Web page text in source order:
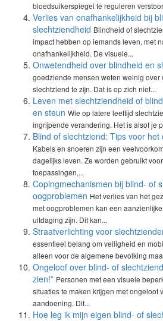
bloedsuikerspiegel te reguleren
Verlies van onafhankelijkheid bij
slechtziendheid Blindheid of
impact hebben op iemands leven, met
onafhankelijkheid. De visuele...
Onwetendheid over blindheid en
goedziende mensen weten weinig over
slechtziend te zijn. Dat is op zich niet...
Leven met slechtziendheid of
en steun Wie op latere leeftijd
ingrijpende verandering. Het is alsof je
Blind of slechtziend: Tips voor
Kabels en snoeren zijn een
dagelijks leven. Ze worden gebruikt
toepassingen,...
Copingmechanismen bij blind- of
oogproblemen Het verlies van het
met oogproblemen kan een
uitdaging zijn. Dit kan...
Straatverlichting voor
essentieel belang om veiligheid en
alleen voor de algemene bevolking
Ongeloof over blind- of
zien!” Personen met een visuele
situaties te maken krijgen met ongeloof
aandoening. Dit...
Hoe leg ik mijn eigen blind- of